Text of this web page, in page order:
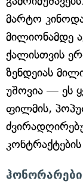
მარტო
მილიონამდე
ქალისთვის
ზენდეიას
უშოვია — ეს
ფილმის,